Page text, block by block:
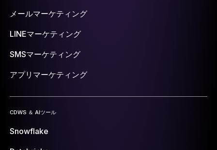
メールマーケティング
LINEマーケティング
SMSマーケティング
アプリマーケティング
CDWS ＆ AIツール
Snowflake